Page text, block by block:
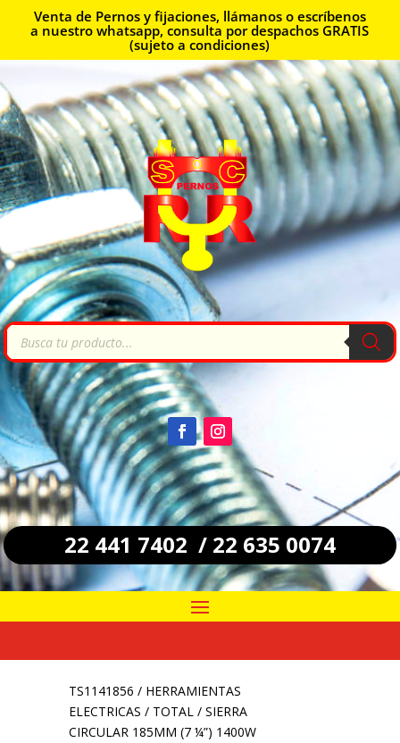
Venta de Pernos y fijaciones, llámanos o escríbenos
a nuestro whatsapp, consulta por despachos GRATIS
(sujeto a condiciones)
Búsqueda
productos
22 441 7402 / 22 635 0074
TS1141856 / HERRAMIENTAS
ELECTRICAS / TOTAL/ SIERRA
CIRCULAR 185MM (7 ¼”) 1400W